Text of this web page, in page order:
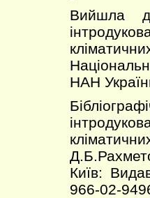
Вийшла
НАН
Київ:
966-02-